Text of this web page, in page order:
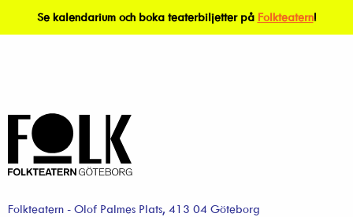
Se kalendarium och boka teaterbiljetter på Folkteatern!
Folkteatern - Olof Palmes Plats, 413 04 Göteborg